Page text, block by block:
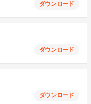
ダウンロード
ダウンロード
ダウンロード